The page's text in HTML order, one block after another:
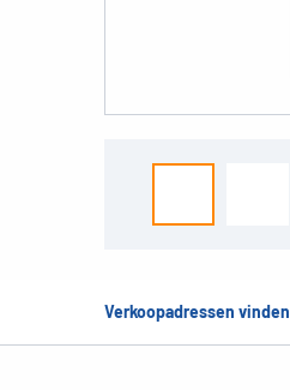
Verkoopadressen vinden